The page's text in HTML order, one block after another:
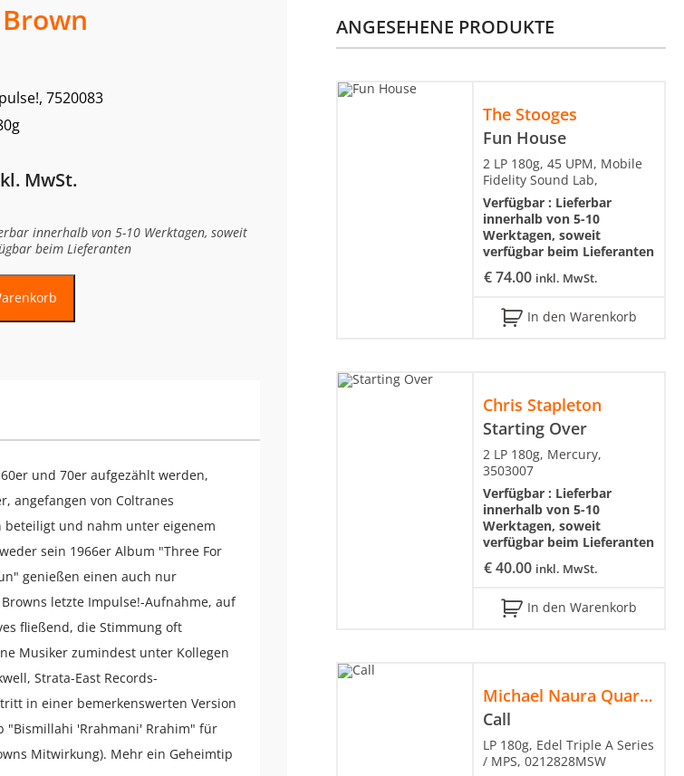
7520083
MwSt.
innerhalb von 5-10 Werktagen, soweit
beim Lieferanten
und 70er aufgezählt werden,
angefangen von Coltranes
beteiligt und nahm unter eigenem
sein 1966er Album "Three For
genießen einen auch nur
letzte Impulse!-Aufnahme, auf
fließend, die Stimmung oft
Musiker zumindest unter Kollegen
Strata-East Records-
in einer bemerkenswerten Version
"Bismillahi 'Rrahmani' Rrahim" für
Mitwirkung). Mehr ein Geheimtip
ANGESEHENE PRODUKTE
The Stooges
Fun House
€74.00 inkl. MwSt.
2 LP 180g, 45 UPM, Mobile
Fidelity Sound Lab,
Verfügbar : Lieferbar
innerhalb von 5-10
Werktagen, soweit
verfügbar beim Lieferanten
In den Warenkorb
Chris Stapleton
Starting Over
€40.00 inkl. MwSt.
2 LP 180g, Mercury,
3503007
Verfügbar : Lieferbar
innerhalb von 5-10
Werktagen, soweit
verfügbar beim Lieferanten
In den Warenkorb
Michael Naura Quartett
Call
LP 180g, Edel Triple A Series
/ MPS, 0212828MSW